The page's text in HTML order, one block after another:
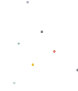
Baca selengkapnya